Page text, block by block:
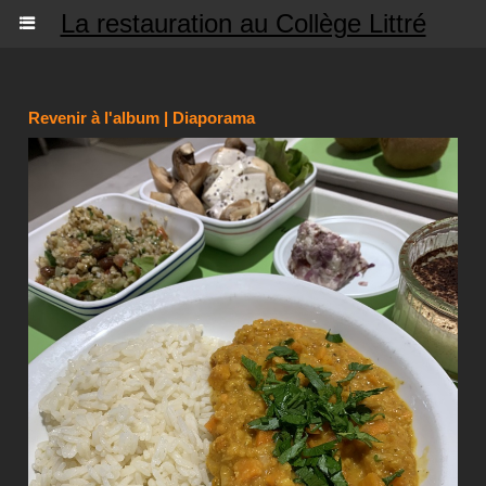
La restauration au Collège Littré
Revenir à l'album | Diaporama